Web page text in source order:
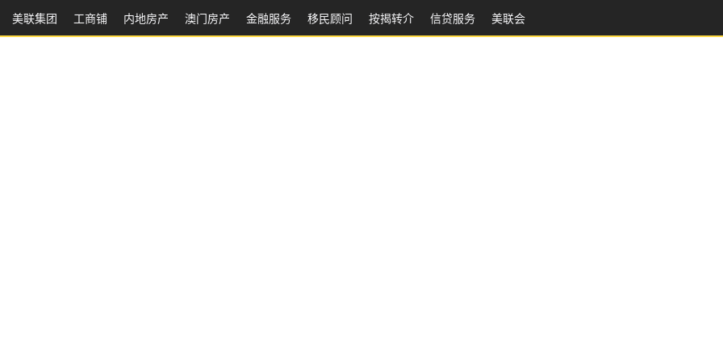
美联集团 工商铺 内地房产 澳⻔房产 金融服务 移民顾问 按揭转介 信贷服务 美联会